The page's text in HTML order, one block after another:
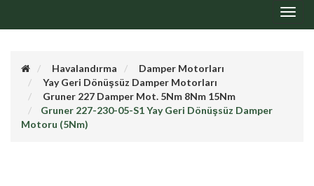
Havalandırma
Damper Motorları
Yay Geri Dönüşsüz Damper Motorları
Gruner 227 Damper Mot. 5Nm 8Nm 15Nm
Gruner 227-230-05-S1 Yay Geri Dönüşsüz Damper
Motoru (5Nm)